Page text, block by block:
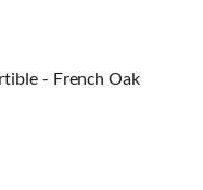
- French Oak